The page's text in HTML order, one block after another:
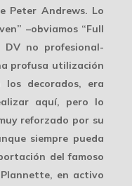
Peter Andrews. Lo
–obviamos “Full
no profesional-
profusa utilización
decorados, era
aquí, pero lo
reforzado por su
siempre pueda
del famoso
Plannette, en activo